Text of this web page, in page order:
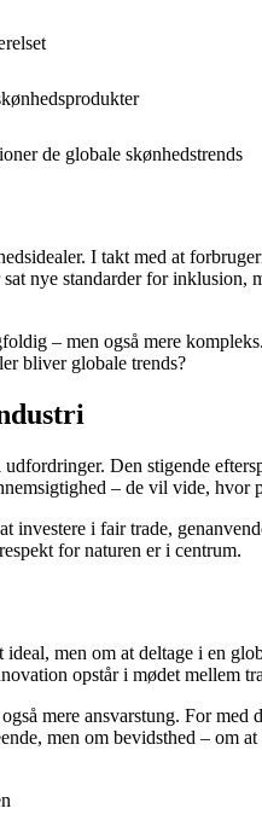
de globale skønhedstrends
I takt med at
nye standarder for
– men også mere
bliver globale trends?
Den stigende
– de vil vide, hvor
investere i fair trade,
for naturen er i centrum.
men om at deltage i en
opstår i mødet mellem
mere ansvarstung. For
men om bevidsthed – om